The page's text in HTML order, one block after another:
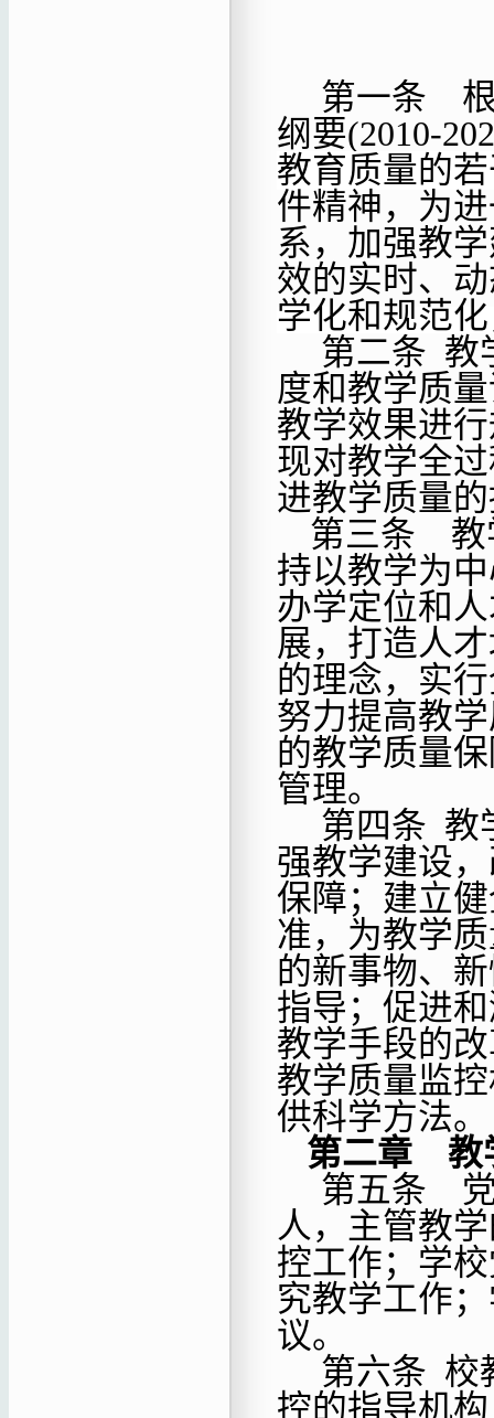
第一条
纲要(2010-
教育质量的
件精神 ，为
系， 加强教
效的实时、
学化和规范
第二条 教
度和教学质
教学效果进
现对教学全
进教学质量
第三条
持以教学为
办学定位和
展，打造人
的理念，实
努力提高教
的教学质量
管理。
第四条 教
强教学建设
保障；建立
准，为教学
的新事物、
指导；促进
教学手段的
教学质量监
供科学方法。
第二章 教
第五条
人，主管教
控工作；学
究教学工作
议。
第六条 校
控的指导机